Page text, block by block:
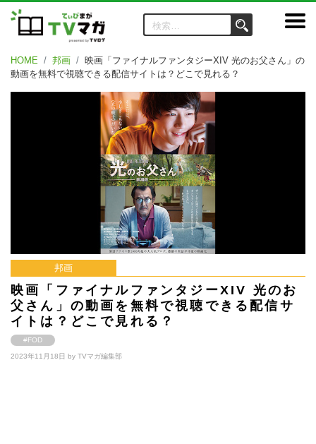
HOME 邦画
映画「ファイナルファンタジーXIV 光のお父さん」の
動画を無料で視聴できる配信サイトは？どこで見れる？
邦画
映画「ファイナルファンタジーXIV 光のお
父さん」の動画を無料で視聴できる配信サ
イトは？どこで見れる？
#FOD
2023年11月18日 by TVマガ編集部